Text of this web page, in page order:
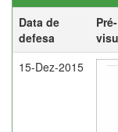
Data de
defesa
Pré-
15-Dez-2015